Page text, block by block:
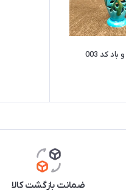
کد 003
ضمانت بازگشت کالا